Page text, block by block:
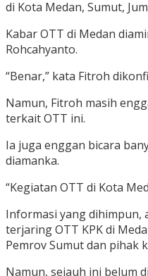
di Kota Medan, Sumut,
Kabar OTT di Medan
Rohcahyanto.
“Benar,” kata Fitroh
Namun, Fitroh masih
terkait OTT ini.
Ia juga enggan bicara
diamanka.
“Kegiatan OTT di Kota
Informasi yang dihimpun,
terjaring OTT KPK di
Pemrov Sumut dan pihak
Namun, sejauh ini belum